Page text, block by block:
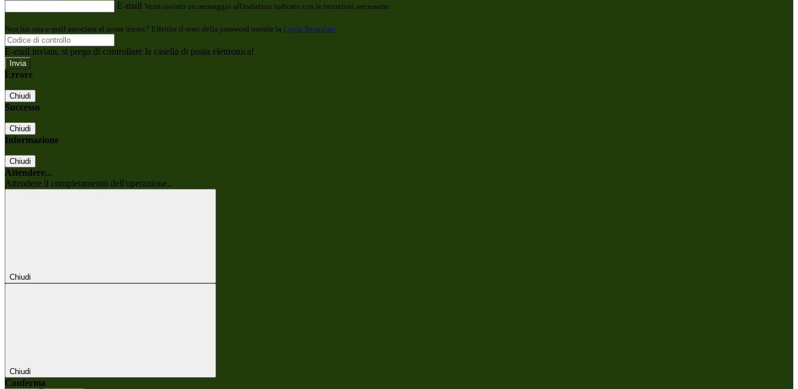
E-mail Verrà inviato un messaggio all'indirizzo indicato con le istruzioni necessarie.
Non hai una e-mail associata al nome utente? Effettua il reset della password tramite la Login Spaggiari
E-mail inviata, si prega di controllare la casella di posta elettronica!
Errore
Chiudi
Successo
Chiudi
Informazione
Chiudi
Attendere...
Attendere il completamento dell'operazione...
Chiudi
Chiudi
Conferma